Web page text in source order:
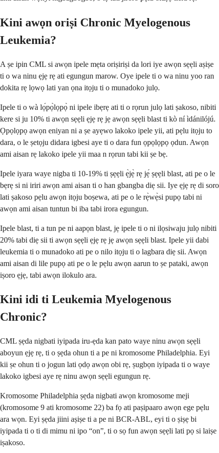
Kini awọn oriṣi Chronic Myelogenous
Leukemia?
A ṣe ipin CML si awọn ipele mẹta oriṣiriṣi da lori iye awọn sẹẹli aṣiṣe
ti o wa ninu ẹjẹ rẹ ati egungun marow. Oye ipele ti o wa ninu yoo ran
dokita rẹ lọwọ lati yan ọna itọju ti o munadoko julọ.
Ipele ti o wà lọ́pọ̀lọpọ̀ ni ipele ibẹrẹ ati ti o rọrun julọ lati ṣakoso, nibiti
kere si ju 10% ti awọn sẹẹli ẹjẹ rẹ jẹ awọn sẹẹli blast ti kò ní ìdánilójú.
Ọpọlọpọ awọn eniyan ni a ṣe ayẹwo lakoko ipele yii, ati pẹlu itọju to
dara, o le ṣetọju didara igbesi aye ti o dara fun ọpọlọpọ ọdun. Awọn
ami aisan rẹ lakoko ipele yii maa n rọrun tabi kii ṣe bẹ.
Ipele iyara waye nigba ti 10-19% ti ṣẹẹli ẹ̀jẹ̀ rẹ jẹ́ ṣẹẹli blast, ati pe o le
bẹrẹ si ni iriri awọn ami aisan ti o han gbangba diẹ sii. Iye ẹjẹ rẹ di soro
lati ṣakoso pẹlu awọn itọju boṣewa, ati pe o le rẹ̀wẹ̀si pupọ tabi ni
awọn ami aisan tuntun bi iba tabi irora egungun.
Ipele blast, ti a tun pe ni aapọn blast, jẹ ipele ti o ni ilọsiwaju julọ nibiti
20% tabi diẹ sii ti awọn sẹẹli ẹjẹ rẹ jẹ awọn sẹẹli blast. Ipele yii dabi
leukemia ti o munadoko ati pe o nilo itọju ti o lagbara diẹ sii. Awọn
ami aisan di lile pupọ ati pe o le pẹlu awọn aarun to ṣe pataki, awọn
iṣoro ẹjẹ, tabi awọn ilokulo ara.
Kini idi ti Leukemia Myelogenous
Chronic?
CML ṣẹda nigbati iyipada iru-ẹda kan pato waye ninu awọn sẹẹli
aboyun ẹjẹ rẹ, ti o ṣẹda ohun ti a pe ni kromosome Philadelphia. Eyi
kii ṣe ohun ti o jogun lati ọdọ awọn obi rẹ, ṣugbọn iyipada ti o waye
lakoko igbesi aye rẹ ninu awọn sẹẹli egungun rẹ.
Kromosome Philadelphia ṣẹda nigbati awọn kromosome meji
(kromosome 9 ati kromosome 22) ba fọ ati paṣipaaro awọn ege pẹlu
ara wọn. Eyi ṣẹda jiini aṣiṣe ti a pe ni BCR-ABL, eyi ti o ṣiṣẹ bi
iyipada ti o ti di mimu ni ipo “on”, ti o sọ fun awọn sẹẹli lati pọ si laiṣe
iṣakoso.